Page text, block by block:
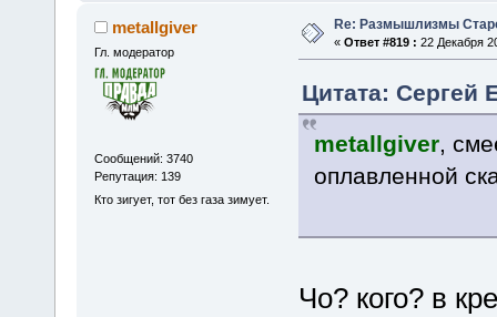
metallgiver
Гл. модератор
Сообщений: 3740
Репутация: 139
Кто зигует, тот без газа зимует.
Re: Размышлизмы
« Ответ #819 : 22 Декабря
Цитата: Сергей
metallgiver,
оплавленной
Чо? кого? в